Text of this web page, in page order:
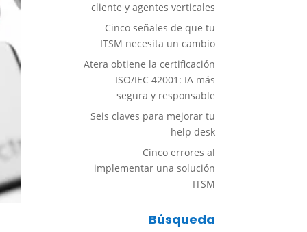
cliente y agentes verticales
Cinco señales de que tu
ITSM necesita un cambio
Atera obtiene la certificación
ISO/IEC 42001: IA más
segura y responsable
Seis claves para mejorar tu
help desk
Cinco errores al
implementar una solución
ITSM
Búsqueda